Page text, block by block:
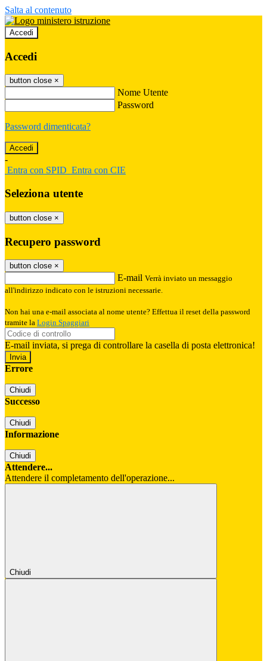
Salta al contenuto
Accedi
Accedi
button close ×
Nome Utente
Password
Password dimenticata?
-
Entra con SPID Entra con CIE
Seleziona utente
button close ×
Recupero password
button close ×
E-mail Verrà inviato un messaggio
all'indirizzo indicato con le istruzioni necessarie.
Non hai una e-mail associata al nome utente? Effettua il reset della password
tramite la Login Spaggiari
E-mail inviata, si prega di controllare la casella di posta elettronica!
Errore
Chiudi
Successo
Chiudi
Informazione
Chiudi
Attendere...
Attendere il completamento dell'operazione...
Chiudi